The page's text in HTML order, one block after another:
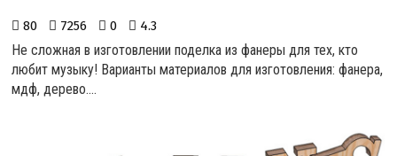
80 7256 0 4.3
Не сложная в изготовлении поделка из фанеры для тех, кто
любит музыку! Варианты материалов для изготовления: фанера,
мдф, дерево....